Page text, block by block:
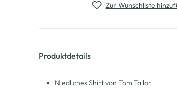
Zur Wunschliste
Produktdetails
Niedliches Shirt von Tom Tailor